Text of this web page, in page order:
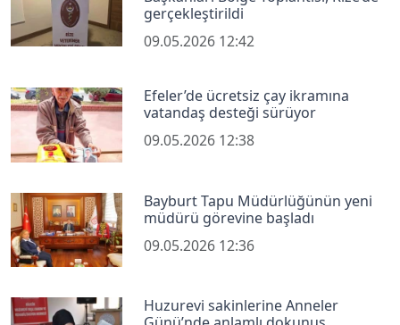
gerçekleştirildi
09.05.2026 12:42
Efeler’de ücretsiz çay ikramına
vatandaş desteği sürüyor
09.05.2026 12:38
Bayburt Tapu Müdürlüğünün yeni
müdürü görevine başladı
09.05.2026 12:36
Huzurevi sakinlerine Anneler